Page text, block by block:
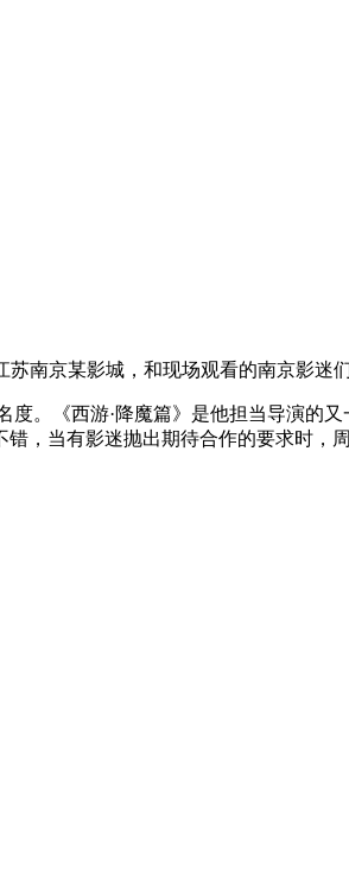
南京某影城，和现场观看的南京影迷们
。《西游·降魔篇》是他担当导演的又
，当有影迷抛出期待合作的要求时，